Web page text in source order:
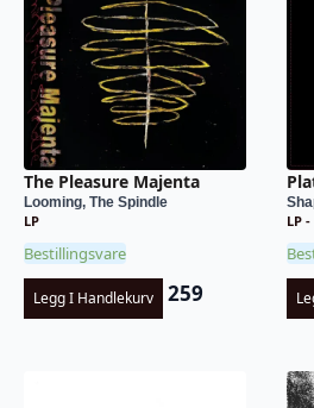
The Pleasure Majenta
Looming, The Spindle
LP
Bestillingsvare
Legg I Handlekurv 259
LP -